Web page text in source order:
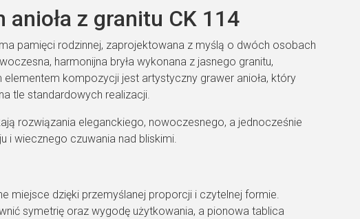
z granitu CK 114
pamięci rodzinnej, zaprojektowana z myślą o dwóch osobach
harmonijna bryła wykonana z jasnego granitu,
kompozycji jest artystyczny grawer anioła, który
tle standardowych realizacji.
rozwiązania eleganckiego, nowoczesnego, a jednocześnie
i wiecznego czuwania nad bliskimi.
miejsce dzięki przemyślanej proporcji i czytelnej formie.
symetrię oraz wygodę użytkowania, a pionowa tablica